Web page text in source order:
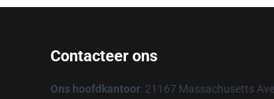
Contacteer ons
Ons hoofdkantoor: 21167 Massachusetts